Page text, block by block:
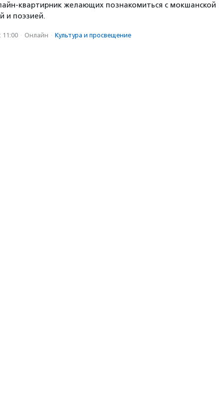
квартирник желающих познакомиться с мокшанской
и поэзией.
11:00 · Онлайн · Культура и просвещение